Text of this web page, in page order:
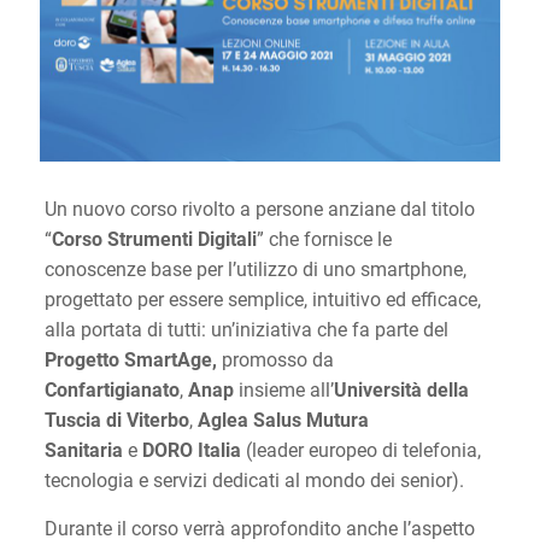
Un nuovo corso rivolto a persone anziane dal titolo
“Corso Strumenti Digitali” che fornisce le
conoscenze base per l’utilizzo di uno smartphone,
progettato per essere semplice, intuitivo ed efficace,
alla portata di tutti: un’iniziativa che fa parte del
Progetto SmartAge, promosso da
Confartigianato, Anapinsieme all’Università della
Tuscia di Viterbo, Aglea Salus Mutura
Sanitaria e DORO Italia (leader europeo di telefonia,
tecnologia e servizi dedicati al mondo dei senior).
Durante il corso verrà approfondito anche l’aspetto